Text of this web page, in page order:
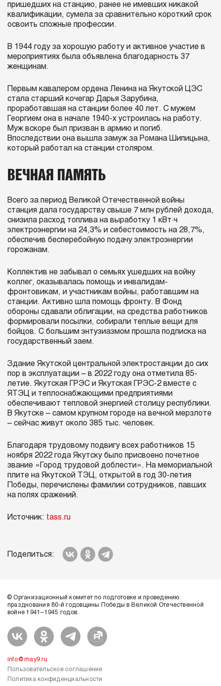
пришедших на станцию, ранее не имевших никакой
квалификации, сумела за сравнительно короткий срок
освоить сложные профессии.
В 1944 году за хорошую работу и активное участие в
мероприятиях была объявлена благодарность 37
женщинам.
Первым кавалером ордена Ленина на Якутской ЦЭС
стала старший кочегар Дарья Зарубина,
проработавшая на станции более 40 лет. С мужем
Георгием она в начале 1940-х устроилась на работу.
Муж вскоре был призван в армию и погиб.
Впоследствии она вышла замуж за Романа Шипицына,
который работал на станции столяром.
ВЕЧНАЯ ПАМЯТЬ
Всего за период Великой Отечественной войны
станция дала государству свыше 7 млн рублей дохода,
снизила расход топлива на выработку 1 кВт·ч
электроэнергии на 24,3% и себестоимость на 28,7%,
обеспечив бесперебойную подачу электроэнергии
горожанам.
Коллектив не забывал о семьях ушедших на войну
коллег, оказывалась помощь и инвалидам-
фронтовикам, и участникам войны, работавшим на
станции. Активно шла помощь фронту. В Фонд
обороны сдавали облигации, на средства работников
формировали посылки, собирали теплые вещи для
бойцов. С большим энтузиазмом прошла подписка на
государственный заем.
Здание Якутской центральной электростанции до сих
пор в эксплуатации – в 2022 году она отметила 85-
летие. Якутская ГРЭС и Якутская ГРЭС-2 вместе с
ЯТЭЦ и теплоснабжающими предприятиями
обеспечивают тепловой энергией столицу республики.
В Якутске – самом крупном городе на вечной мерзлоте
– сейчас живут около 385 тыс. человек.
Благодаря трудовому подвигу всех работников 15
ноября 2022 года Якутску было присвоено почетное
звание «Город трудовой доблести». На мемориальной
плите на Якутской ТЭЦ, открытой в год 30-летия
Победы, перечислены фамилии сотрудников, павших
на полях сражений.
Источник: tass.ru
Поделиться:
© Организационный комитет по подготовке и проведению
празднования 80-й годовщины Победы в Великой Отечественной
войне 1941–1945 годов.
info@may9.ru
Пользовательское соглашение
Политика конфиденциальности